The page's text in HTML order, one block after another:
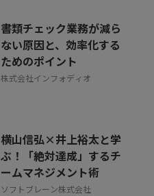
書類チェック業務が減ら
ない原因と、効率化する
ためのポイント
株式会社インフォディオ
横山信弘×井上裕太と学
ぶ！「絶対達成」するチ
ームマネジメント術
ソフトブレーン株式会社